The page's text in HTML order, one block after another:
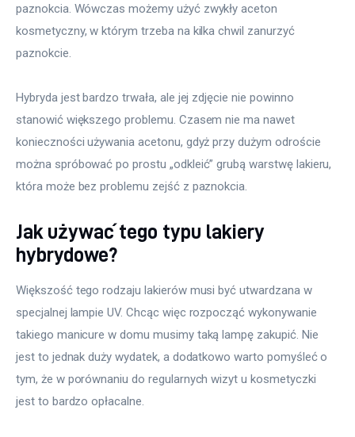
paznokcia. Wówczas możemy użyć zwykły aceton
kosmetyczny, w którym trzeba na kilka chwil zanurzyć
paznokcie.
Hybryda jest bardzo trwała, ale jej zdjęcie nie powinno
stanowić większego problemu. Czasem nie ma nawet
konieczności używania acetonu, gdyż przy dużym odroście
można spróbować po prostu „odkleić” grubą warstwę lakieru,
która może bez problemu zejść z paznokcia.
Jak używać tego typu lakiery
hybrydowe?
Większość tego rodzaju lakierów musi być utwardzana w
specjalnej lampie UV. Chcąc więc rozpocząć wykonywanie
takiego manicure w domu musimy taką lampę zakupić. Nie
jest to jednak duży wydatek, a dodatkowo warto pomyśleć o
tym, że w porównaniu do regularnych wizyt u kosmetyczki
jest to bardzo opłacalne.